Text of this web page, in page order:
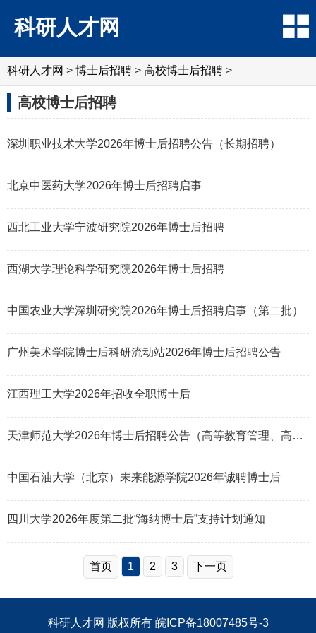
科研人才网
科研人才网 > 博士后招聘 > 高校博士后招聘 >
高校博士后招聘
深圳职业技术大学2026年博士后招聘公告（长期招聘）
北京中医药大学2026年博士后招聘启事
西北工业大学宁波研究院2026年博士后招聘
西湖大学理论科学研究院2026年博士后招聘
中国农业大学深圳研究院2026年博士后招聘启事（第二批）
广州美术学院博士后科研流动站2026年博士后招聘公告
江西理工大学2026年招收全职博士后
天津师范大学2026年博士后招聘公告（高等教育管理、高等教育评价方向）
中国石油大学（北京）未来能源学院2026年诚聘博士后
四川大学2026年度第二批“海纳博士后”支持计划通知
首页 1 2 3 下一页
科研人才网 版权所有 皖ICP备18007485号-3